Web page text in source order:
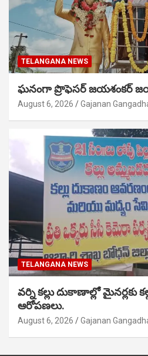
TELANGANA NEWS
ఘనంగా ప్రొఫెసర్ జయశంకర్
August 6, 2026 Gajanan
TELANGANA NEWS
వర్ని కల్లు దుకాణాల్లో మైనర్లకు
ఆరోపణలు.
August 6, 2026 Gajanan